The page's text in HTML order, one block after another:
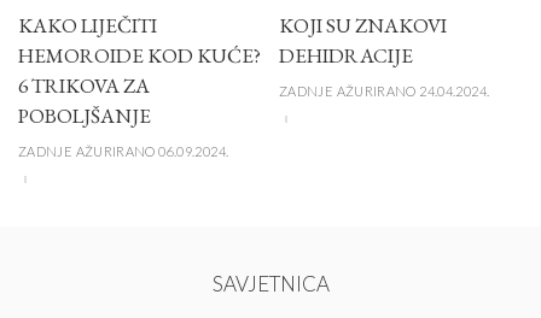
KAKO LIJEČITI
HEMOROIDE KOD KUĆE?
6 TRIKOVA ZA
POBOLJŠANJE
ZADNJE AŽURIRANO 06.09.2024.
KOJI SU ZNAKOVI
DEHIDRACIJE
ZADNJE AŽURIRANO 24.04.2024.
SAVJETNICA